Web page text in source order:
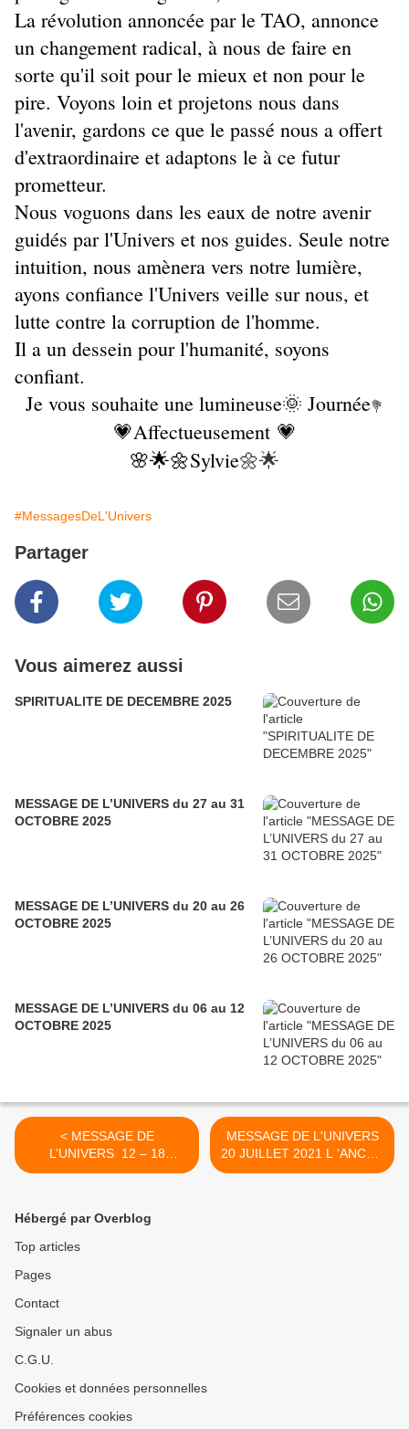
La révolution annoncée par le TAO, annonce
un changement radical, à nous de faire en
sorte qu'il soit pour le mieux et non pour le
pire. Voyons loin et projetons nous dans
l'avenir, gardons ce que le passé nous a offert
d'extraordinaire et adaptons le à ce futur
prometteur.
Nous voguons dans les eaux de notre avenir
guidés par l'Univers et nos guides. Seule notre
intuition, nous amènera vers notre lumière,
ayons confiance l'Univers veille sur nous, et
lutte contre la corruption de l'homme.
Il a un dessein pour l'humanité, soyons
confiant.
Je vous souhaite une lumineuse🌞 Journée💐
💗Affectueusement 💗
🌸🌟🌼Sylvie🌼🌟
#MessagesDeL'Univers
Partager
Vous aimerez aussi
SPIRITUALITE DE DECEMBRE 2025
MESSAGE DE L’UNIVERS du 27 au 31
OCTOBRE 2025
MESSAGE DE L’UNIVERS du 20 au 26
OCTOBRE 2025
MESSAGE DE L’UNIVERS du 06 au 12
OCTOBRE 2025
< MESSAGE DE
L’UNIVERS 12 – 18
JUILLET 2021 Mars
MESSAGE DE L'UNIVERS
20 JUILLET 2021 L 'ANCRE
NOUS INVITE A TROUVER
Hébergé par Overblog
Top articles
Pages
Contact
Signaler un abus
C.G.U.
Cookies et données personnelles
Préférences cookies